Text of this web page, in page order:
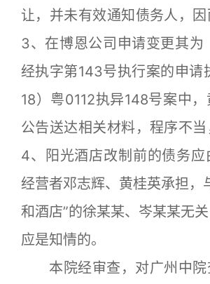
让，并未有效通知债务人，因
3、在博恩公司申请变更其为
经执字第143号执行案的申请
18）粤0112执异148号案中
公告送达相关材料，程序不当
4、阳光酒店改制前的债务应
经营者邓志辉、黄桂英承担，
和酒店”的徐某某、岑某某无
应是知情的。
本院经审查，对广州中院